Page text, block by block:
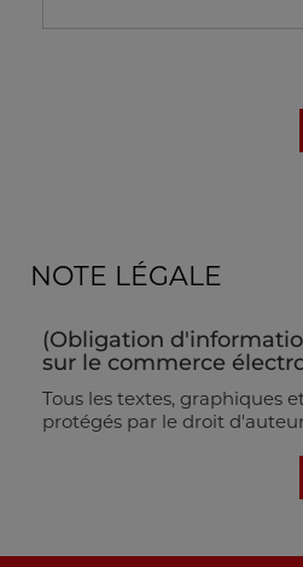
NOTE LÉGALE
(Obligation
sur le commerce
Tous les textes, graphiques
protégés par le droit
HOLZMANN MASCHINEN